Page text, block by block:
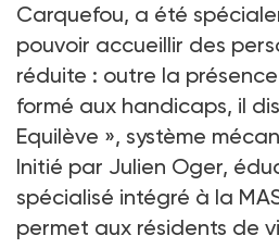
Carquefou, a été
pouvoir accueillir des
réduite : outre la
formé aux handicaps, il
Equilève », système
Initié par Julien Oger,
spécialisé intégré à la
permet aux résidents de